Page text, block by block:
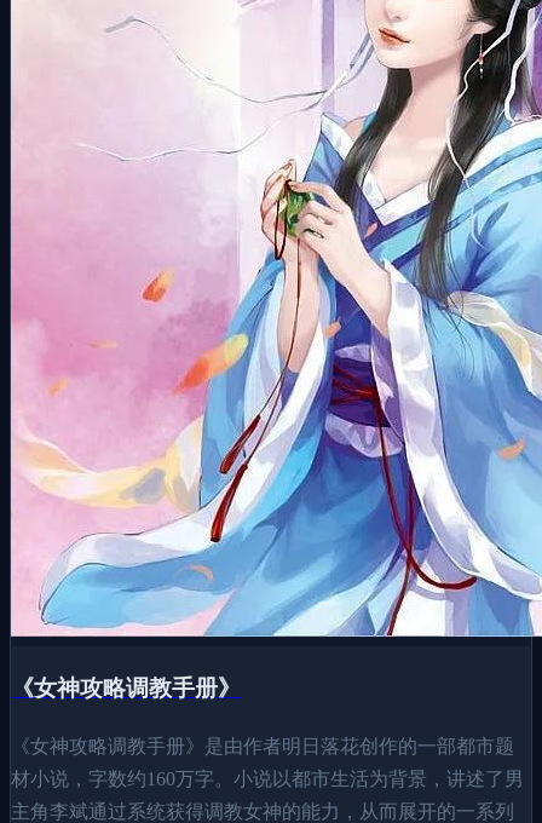
《女神攻略调教手册》
《女神攻略调教手册》是由作者明日落花创作的一部都市题
材小说，字数约160万字。小说以都市生活为背景，讲述了男
主角李斌通过系统获得调教女神的能力，从而展开的一系列